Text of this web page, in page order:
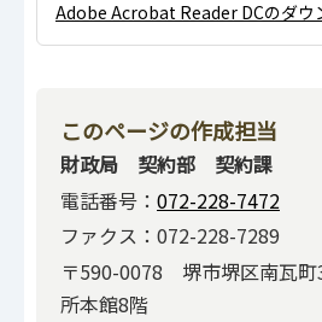
Adobe Acrobat Reader DCのダウ
このページの作成担当
財政局 契約部 契約課
電話番号： 072-228-7472
ファクス：072-228-7289
〒590-0078 堺市堺区南瓦
所本館8階